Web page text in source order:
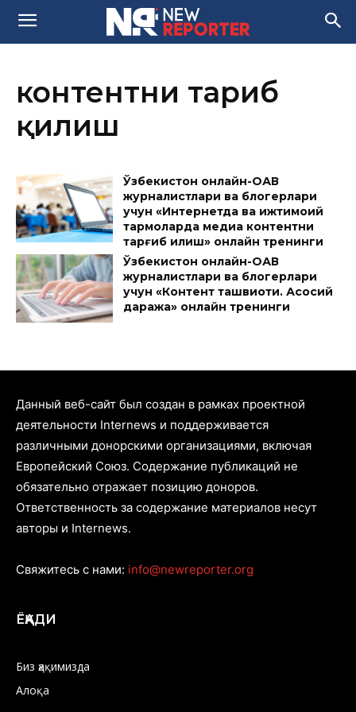
контентни тарғиб
қилиш
Ўзбекистон онлайн-ОАВ
журналистлари ва блогерлари
учун «Интернетда ва ижтимоий
тармоқларда медиа контентни
тарғиб қилиш» онлайн тренинги
Ўзбекистон онлайн-ОАВ
журналистлари ва блогерлари
учун «Контент ташвиқоти. Асосий
даража» онлайн тренинги
Данный веб-сайт был создан в рамках проектной
деятельности Internews и поддерживается
различными донорскими организациями, включая
Европейский Союз. Содержание публикаций не
обязательно отражает позицию доноров.
Ответственность за содержание материалов несут
авторы и Internews.
Свяжитесь с нами: info@newreporter.org
ЁҚАДИ
Биз ҳақимизда
Алоқа